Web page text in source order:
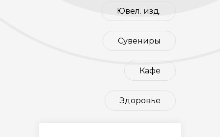
Ювел. изд.
Сувениры
Кафе
Здоровье